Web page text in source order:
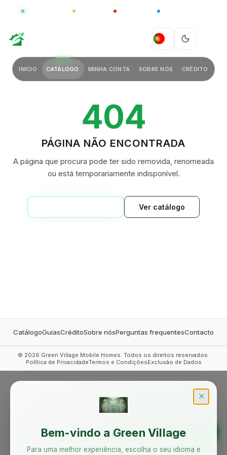
CHINA
PT
INÍCIO CATÁLOGO MINHA CONTA SOBRE NÓS CRÉDITO
404
PÁGINA NÃO ENCONTRADA
A página que procura pode ter sido removida, renomeada
ou está temporariamente indisponível.
Ver catálogo
CatálogoGuiasCréditoSobre nósPerguntas frequentesContacto
© 2026 Green Village Mobile Homes. Todos os direitos reservados.
Política de PrivacidadeTermos e CondiçõesExclusão de Dados
✕
Bem-vindo a Green Village
Para uma melhor experiência, escolha o seu idioma e